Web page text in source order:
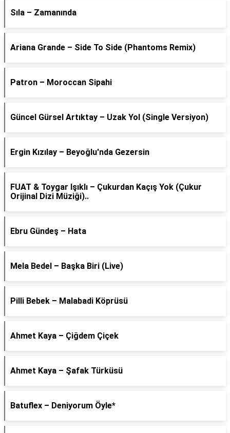
Sıla – Zamanında
Ariana Grande – Side To Side (Phantoms Remix)
Patron – Moroccan Sipahi
Güncel Gürsel Artıktay – Uzak Yol (Single Versiyon)
Ergin Kızılay – Beyoğlu'nda Gezersin
FUAT & Toygar Işıklı – Çukurdan Kaçış Yok (Çukur
Orijinal Dizi Müziği)..
Ebru Gündeş – Hata
Mela Bedel – Başka Biri (Live)
Pilli Bebek – Malabadi Köprüsü
Ahmet Kaya – Çiğdem Çiçek
Ahmet Kaya – Şafak Türküsü
Batuflex – Deniyorum Öyle*